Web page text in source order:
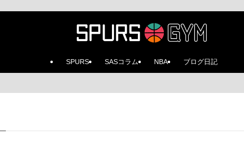
SPURS SASコラム NBA ブログ日記